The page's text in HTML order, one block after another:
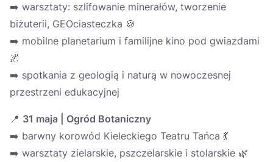
➡️ warsztaty: szlifowanie minerałów, tworzenie
biżuterii, GEOciasteczka 🍪
➡️ mobilne planetarium i familijne kino pod gwiazdami
🌌
➡️ spotkania z geologią i naturą w nowoczesnej
przestrzeni edukacyjnej
📍 31 maja | Ogród Botaniczny
➡️ barwny korowód Kieleckiego Teatru Tańca 💃
➡️ warsztaty zielarskie, pszczelarskie i stolarskie 🌿